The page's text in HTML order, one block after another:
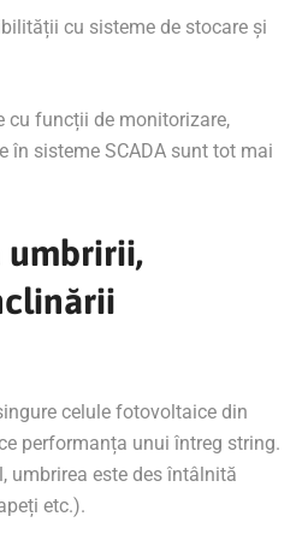
cu sisteme de stocare și
cu funcții de monitorizare,
în sisteme SCADA sunt tot mai
umbririi,
celule fotovoltaice din
performanța unui întreg string.
umbrirea este des întâlnită
etc.).